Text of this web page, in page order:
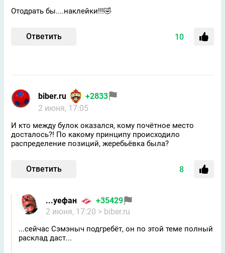
Отодрать бы....наклейки!!!🤣
Ответить 10
biber.ru
+2833
2 июня, 17:05
И кто между булок оказался, кому почётное место
досталось?! По какому принципу происходило
распределение позиций, жеребьёвка была?
Ответить 8
...уефан
+35429
2 июня, 17:20 > biber.ru
...сейчас Сэмэныч подгребёт, он по этой теме полный
расклад даст...